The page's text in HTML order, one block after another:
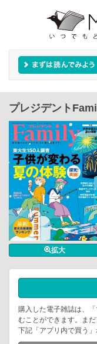
プレジデント
拡大
購入した電子雑誌は、
むことができます。ま
下記「アプリ内で買う